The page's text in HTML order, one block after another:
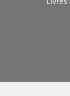
Livres